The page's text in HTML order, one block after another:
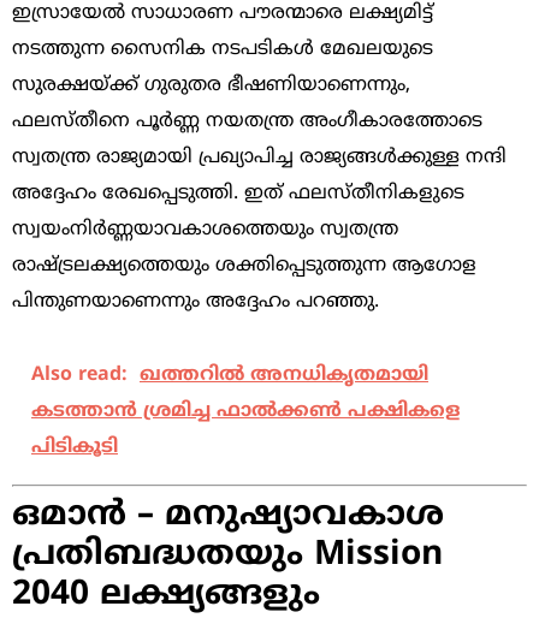
ഇസ്രായേൽ സാധാരണ പൗരന്മാരെ ലക്ഷ്യമിട്ട്
നടത്തുന്ന സൈനിക നടപടികൾ മേഖലയുടെ
സുരക്ഷയ്ക്ക് ഗുരുതര ഭീഷണിയാണെന്നും,
ഫലസ്തീനെ പൂർണ്ണ നയതന്ത്ര അംഗീകാരത്തോടെ
സ്വതന്ത്ര രാജ്യമായി പ്രഖ്യാപിച്ച രാജ്യങ്ങൾക്കുള്ള നന്ദി
അദ്ദേഹം രേഖപ്പെടുത്തി. ഇത് ഫലസ്തീനികളുടെ
സ്വയംനിർണ്ണയാവകാശത്തെയും സ്വതന്ത്ര
രാഷ്ട്രലക്ഷ്യത്തെയും ശക്തിപ്പെടുത്തുന്ന ആഗോള
പിന്തുണയാണെന്നും അദ്ദേഹം പറഞ്ഞു.
Also read: ഖത്തറിൽ അനധികൃതമായി
കടത്താൻ ശ്രമിച്ച ഫാൽക്കൺ പക്ഷികളെ
പിടികൂടി
ഒമാൻ – മനുഷ്യാവകാശ
പ്രതിബദ്ധതയും Mission
2040 ലക്ഷ്യങ്ങളും